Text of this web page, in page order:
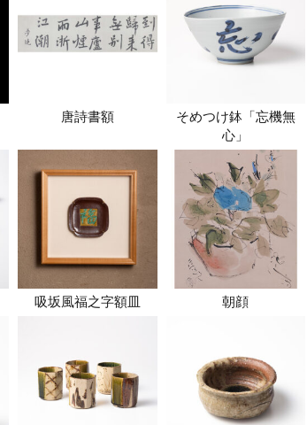
唐詩書額
そめつけ鉢「忘機無
心」
吸坂風福之字額皿 朝顔